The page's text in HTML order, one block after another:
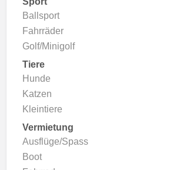
Ballsport
Fahrräder
Golf/Minigolf
Tiere
Hunde
Katzen
Kleintiere
Vermietung
Ausflüge/Spass
Boot